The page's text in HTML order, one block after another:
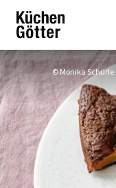
© Monika Schürle